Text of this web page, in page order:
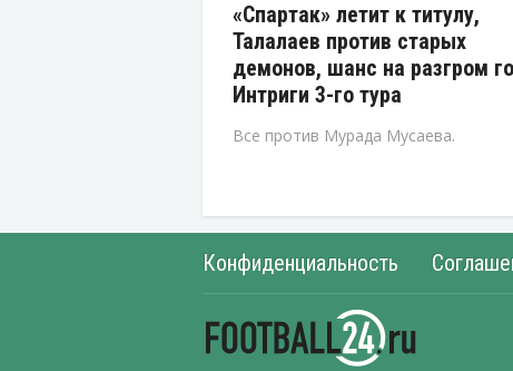
«Спартак» летит к титулу,
Талалаев против старых
демонов, шанс на разгром
Интриги 3-го тура
Все против Мурада Мусаева.
Конфиденциальность